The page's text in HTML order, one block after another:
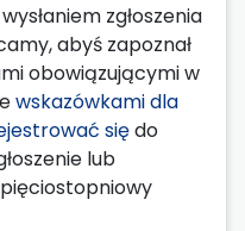
zgłoszenia
abyś zapoznał
obowiązującymi w
wskazówkami dla
siędo
lub